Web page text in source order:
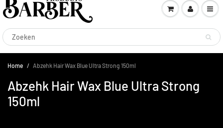
Home Abzehk Hair Wax Blue Ultra Strong 150ml
Abzehk Hair Wax Blue Ultra Strong
150ml